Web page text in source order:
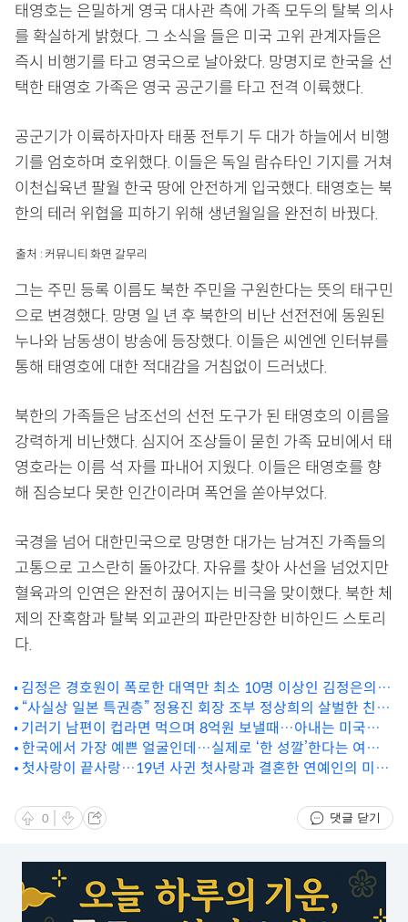
태영호는 은밀하게 영국 대사관 측에 가족 모두의 탈북 의사
를 확실하게 밝혔다. 그 소식을 들은 미국 고위 관계자들은
즉시 비행기를 타고 영국으로 날아왔다. 망명지로 한국을 선
택한 태영호 가족은 영국 공군기를 타고 전격 이륙했다.
공군기가 이륙하자마자 태풍 전투기 두 대가 하늘에서 비행
기를 엄호하며 호위했다. 이들은 독일 람슈타인 기지를 거쳐
이천십육년 팔월 한국 땅에 안전하게 입국했다. 태영호는 북
한의 테러 위협을 피하기 위해 생년월일을 완전히 바꿨다.
출처 : 커뮤니티 화면 갈무리
그는 주민 등록 이름도 북한 주민을 구원한다는 뜻의 태구민
으로 변경했다. 망명 일 년 후 북한의 비난 선전전에 동원된
누나와 남동생이 방송에 등장했다. 이들은 씨엔엔 인터뷰를
통해 태영호에 대한 적대감을 거침없이 드러냈다.
북한의 가족들은 남조선의 선전 도구가 된 태영호의 이름을
강력하게 비난했다. 심지어 조상들이 묻힌 가족 묘비에서 태
영호라는 이름 석 자를 파내어 지웠다. 이들은 태영호를 향
해 짐승보다 못한 인간이라며 폭언을 쏟아부었다.
국경을 넘어 대한민국으로 망명한 대가는 남겨진 가족들의
고통으로 고스란히 돌아갔다. 자유를 찾아 사선을 넘었지만
혈육과의 인연은 완전히 끊어지는 비극을 맞이했다. 북한 체
제의 잔혹함과 탈북 외교관의 파란만장한 비하인드 스토리
다.
김정은 경호원이 폭로한 대역만 최소 10명 이상인 김정은의
경호 시스템
“사실상 일본 특권층” 정용진 회장 조부 정상희의 살벌한 친일
행적
기러기 남편이 컵라면 먹으며 8억원 보낼때…아내는 미국서
골프에 파티
한국에서 가장 예쁜 얼굴인데…실제로 ‘한 성깔’한다는 여배우
인성
첫사랑이 끝사랑…19년 사귄 첫사랑과 결혼한 연예인의 미친
0 댓글 닫기